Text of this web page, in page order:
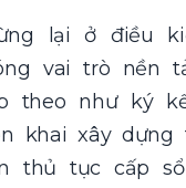
lại ở điều
vai trò nền
theo như ký
khai xây dựng
thủ tục cấp